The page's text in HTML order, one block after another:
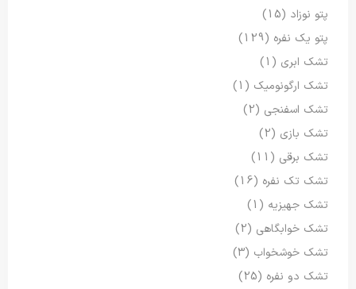
پتو نوزاد (15)
پتو یک نفره (129)
تشک ابری (1)
تشک ارگونومیک (1)
تشک اسفنجی (2)
تشک بازی (2)
تشک برقی (11)
تشک تک نفره (16)
تشک جهیزیه (1)
تشک خوابگاهی (2)
تشک خوشخواب (3)
تشک دو نفره (25)